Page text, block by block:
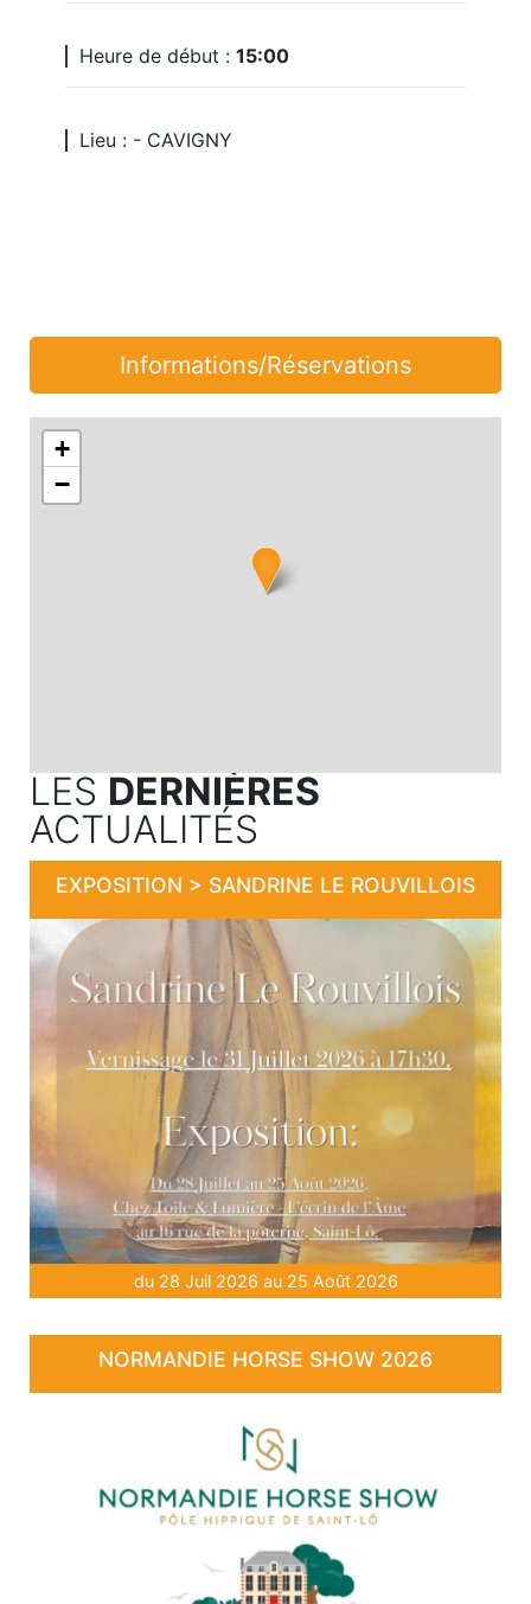
Heure de début : 15:00
Lieu : - CAVIGNY
Informations/Réservations
+
−
LES DERNIÈRES
ACTUALITÉS
EXPOSITION > SANDRINE LE ROUVILLOIS
du 28 Juil 2026 au 25 Août 2026
NORMANDIE HORSE SHOW 2026